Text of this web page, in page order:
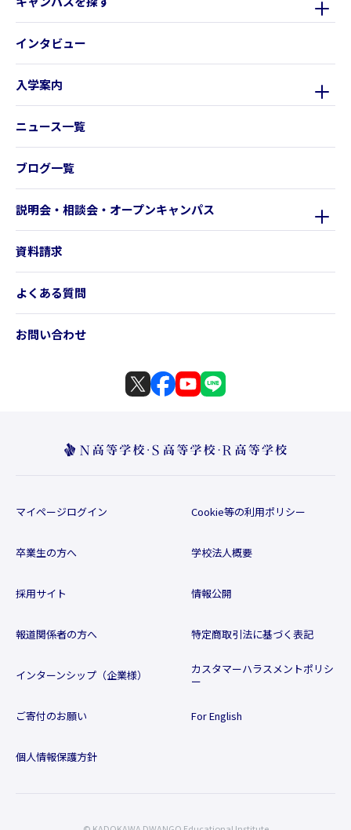
インタビュー
入学案内
ニュース一覧
ブログ一覧
説明会・相談会・オープンキャンパス
資料請求
よくある質問
お問い合わせ
マイページログイン
卒業生の方へ
採用サイト
報道関係者の方へ
インターンシップ（企業様）
ご寄付のお願い
個人情報保護方針
Cookie等の利用ポリシー
学校法人概要
情報公開
特定商取引法に基づく表記
カスタマーハラスメントポリシ
ー
For English